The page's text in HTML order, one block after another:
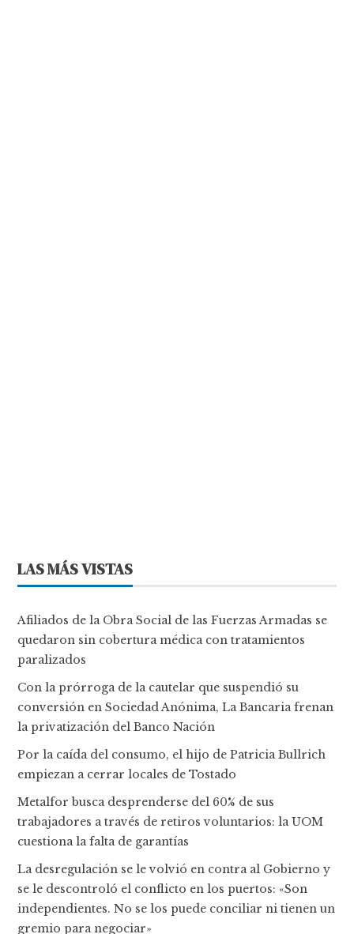
LAS MÁS VISTAS
Afiliados de la Obra Social de las Fuerzas Armadas se
quedaron sin cobertura médica con tratamientos
paralizados
Con la prórroga de la cautelar que suspendió su
conversión en Sociedad Anónima, La Bancaria frenan
la privatización del Banco Nación
Por la caída del consumo, el hijo de Patricia Bullrich
empiezan a cerrar locales de Tostado
Metalfor busca desprenderse del 60% de sus
trabajadores a través de retiros voluntarios: la UOM
cuestiona la falta de garantías
La desregulación se le volvió en contra al Gobierno y
se le descontroló el conflicto en los puertos: «Son
independientes. No se los puede conciliar ni tienen un
gremio para negociar»